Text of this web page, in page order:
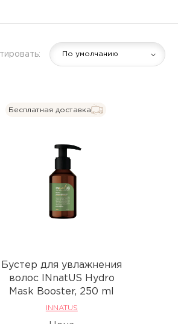
Воски и пасты для волос
L'ANZA Keratin Healing Oil
L'ANZA Ultimate Treatment
SENSUS реконструкция
мгновенное востановление
L'ANZA Color Attach
По умолчанию
Бесплатная доставка
Бустер для увлажнения
волос INnatUS Hydro
Mask Booster, 250 ml
INNATUS